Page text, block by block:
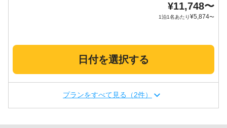
¥11,748〜
1泊1名あたり¥5,874〜
日付を選択する
プランをすべて見る（2件）